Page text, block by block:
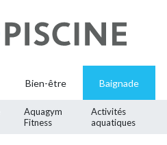
Bien-être Baignade
Aquagym
Fitness
Activités
aquatiques